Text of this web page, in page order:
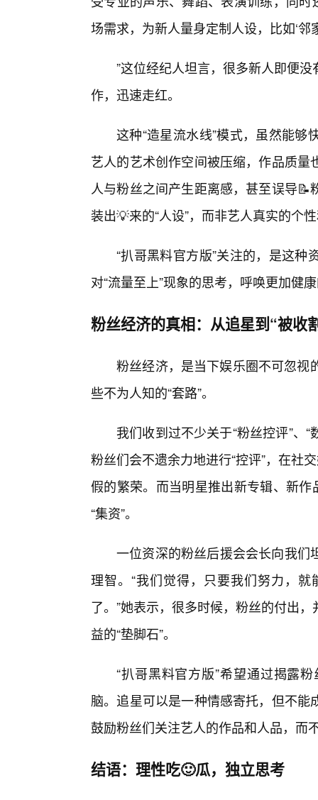
场需求，为新人量身定制人设，比如‘邻
”这位经纪人坦言，很多新人即便
作，迅速走红。
这种“造星流水线”模式，虽然能
艺人的艺术创作空间被压缩，作品质
人与粉丝之间产生距离感，甚至误导
装出💡来的“人设”，而非艺人真实的个
“扒哥黑料官方版”关注的，是这
对“流量至上”现象的思考，呼唤更加健
粉丝经济的真相：从追星到“被收
粉丝经济，是当下娱乐圈不可忽视
些不为人知的“套路”。
我们收到过不少关于“粉丝控评”、
粉丝们会不遗余力地进行“控评”，在社
假的繁荣。而当明星推出新专辑、新
“集资”。
一位资深的粉丝后援会会长向我们
理智。“我们觉得，只要我们努力，
了。”她表示，很多时候，粉丝的付出
益的“垫脚石”。
“扒哥黑料官方版”希望通过揭露
脑。追星可以是一种情感寄托，但不
鼓励粉丝们关注艺人的作品和人品，而
结语：理性吃🙂瓜，独立思考